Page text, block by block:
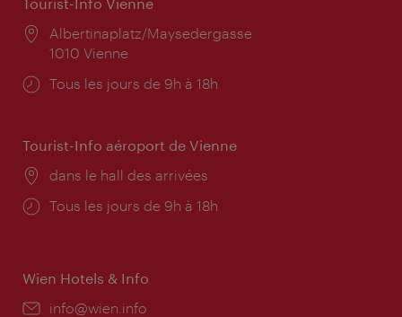
Lieu:
Albertinaplatz/Maysedergasse
1010 Vienne
Horaires
Tous les jours de 9h à 18h
Tourist-Info aéroport de Vienne
Lieu:
dans le hall des arrivées
Horaires
Tous les jours de 9h à 18h
Wien Hotels & Info
E-
info@wien.info